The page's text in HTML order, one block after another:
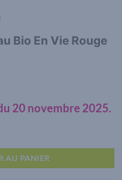
Bio En Vie Rouge
20 novembre 2025.
AU PANIER